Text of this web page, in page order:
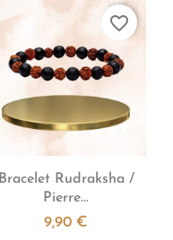
Aperçu rapide
Bracelet Rudraksha /
Pierre...
9,90 €
favorite_border